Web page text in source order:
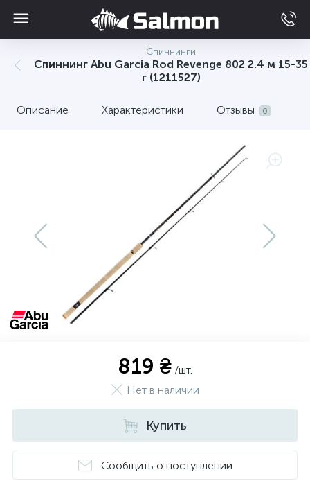
Спиннинги
Спиннинг Abu Garcia Rod Revenge 802 2.4 м 15-35
г (1211527)
Описание Характеристики Отзывы 0
819 ₴ /шт.
Нет в наличии
Купить
Сообщить о поступлении